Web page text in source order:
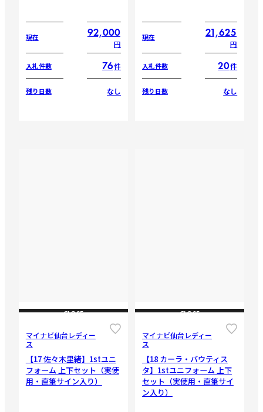
現在 92,000
円
入札件数 76件
残り日数 なし
現在 21,625
円
入札件数 20件
残り日数 なし
CLOSE
マイナビ仙台レディー
ス
【17 佐々木里緒】1stユニ
フォーム 上下セット（実使
用・直筆サイン入り）
CLOSE
マイナビ仙台レディー
ス
【18 カーラ・バウティス
タ】1stユニフォーム 上下
セット（実使用・直筆サイ
ン入り）